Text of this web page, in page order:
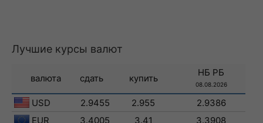
Лучшие курсы валют
валюта сдать купить
НБ РБ
08.08.2026
USD 2.9455 2.955
2.9386
EUR
3.4005 3.41
3.3908